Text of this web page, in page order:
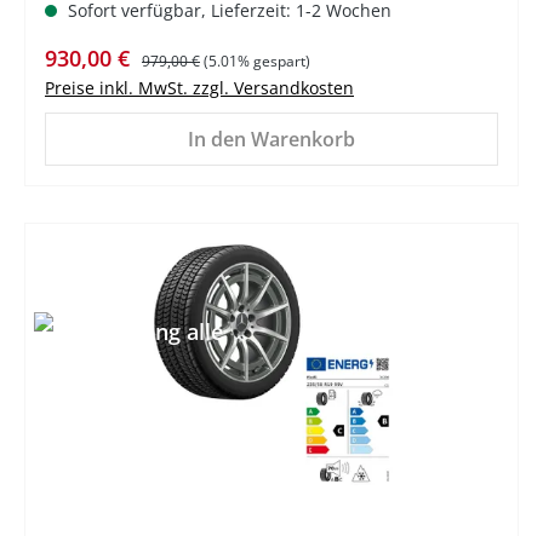
Sofort verfügbar, Lieferzeit: 1-2 Wochen
Verkaufspreis:
930,00 € Regulärer Preis:
979,00 €(5.01% gespart)
Preise inkl. MwSt. zzgl. Versandkosten
In den Warenkorb